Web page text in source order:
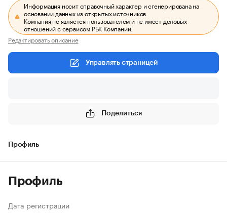
Информация носит справочный характер и сгенерирована на
основании данных из открытых источников.
Компания не является пользователем и не имеет деловых
отношений с сервисом РБК Компании.
Редактировать описание
Управлять страницей
Поделиться
Профиль
Профиль
Дата регистрации